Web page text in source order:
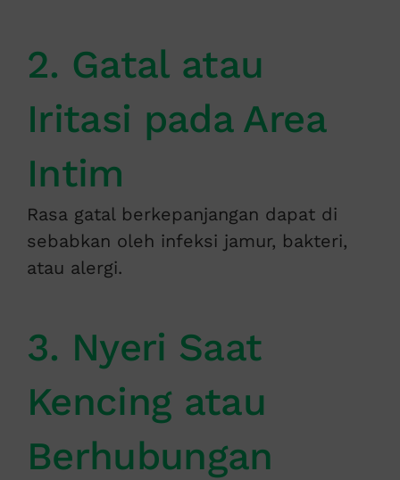
2. Gatal atau
Iritasi pada Area
Intim
Rasa gatal berkepanjangan dapat di
sebabkan oleh infeksi jamur, bakteri,
atau alergi.
3. Nyeri Saat
Kencing atau
Berhubungan